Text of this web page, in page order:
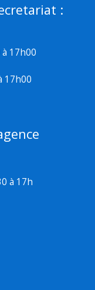
:
17h00
17h00
à 17h